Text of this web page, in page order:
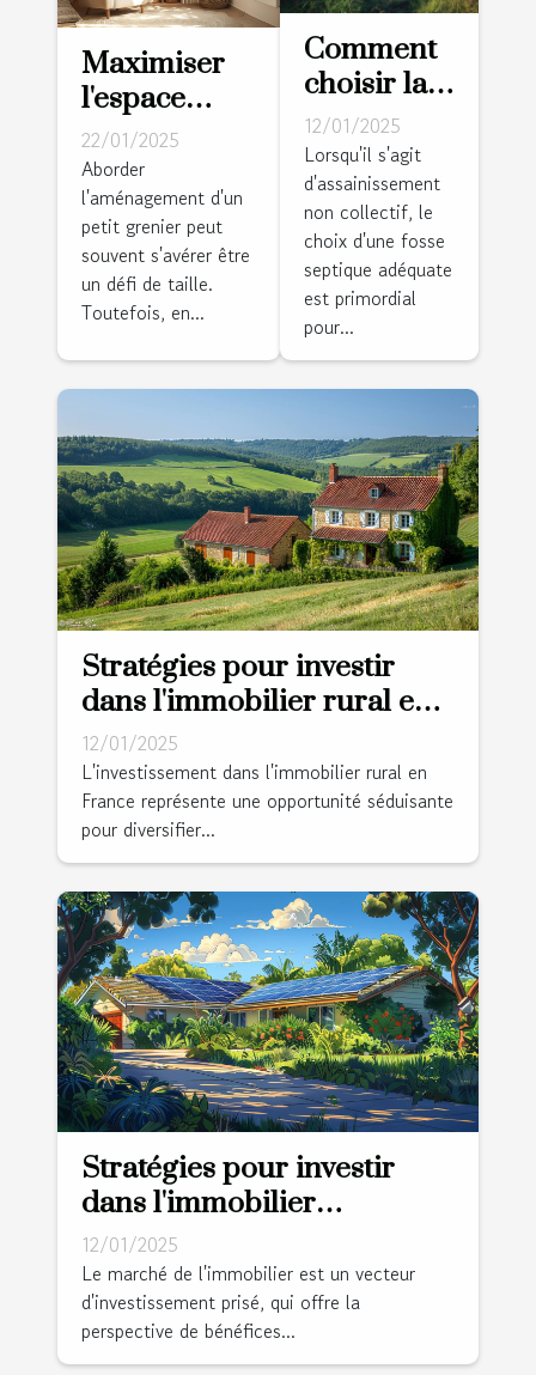
Maximiser
l'espace
dans un
petit grenier
avec le
minimalisme
scandinave
22/01/2025
Aborder
l'aménagement d'un
petit grenier peut
souvent s'avérer être
un défi de taille.
Toutefois, en...
Comment
choisir la
fosse
septique
adaptée à
votre
terrain et
besoins
12/01/2025
Lorsqu'il s'agit
d'assainissement
non collectif, le
choix d'une fosse
septique adéquate
est primordial
pour...
Stratégies pour investir
dans l'immobilier rural en
France
12/01/2025
L'investissement dans l'immobilier rural en
France représente une opportunité séduisante
pour diversifier...
Stratégies pour investir
dans l'immobilier
durablement profitable
12/01/2025
Le marché de l'immobilier est un vecteur
d'investissement prisé, qui offre la
perspective de bénéfices...